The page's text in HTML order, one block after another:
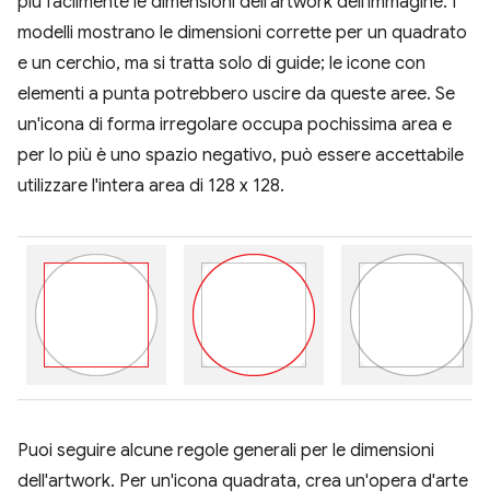
modelli mostrano le dimensioni corrette per un quadrato
e un cerchio, ma si tratta solo di guide; le icone con
elementi a punta potrebbero uscire da queste aree. Se
un'icona di forma irregolare occupa pochissima area e
per lo più è uno spazio negativo, può essere accettabile
utilizzare l'intera area di 128 x 128.
Puoi seguire alcune regole generali per le dimensioni
dell'artwork. Per un'icona quadrata, crea un'opera d'arte